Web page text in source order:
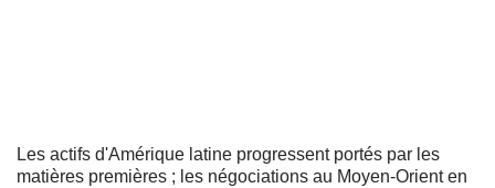
Les actifs d'Amérique latine progressent portés par les
matières premières ; les négociations au Moyen-Orient en